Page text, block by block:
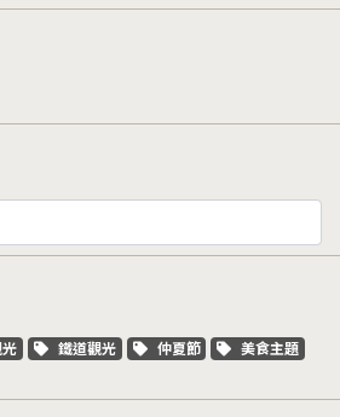
關鍵字標籤
鐵道觀光 關鍵字標籤
仲夏節 關鍵字標籤
美食主題